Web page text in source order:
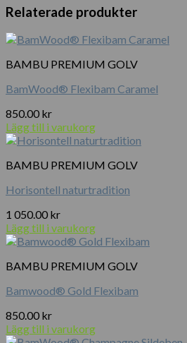
Relaterade produkter
BAMBU PREMIUM GOLV
BamWood® Flexibam Caramel
850.00 kr
Lägg till i varukorg
BAMBU PREMIUM GOLV
Horisontell naturtradition
1 050.00 kr
Lägg till i varukorg
BAMBU PREMIUM GOLV
Bamwood® Gold Flexibam
850.00 kr
Lägg till i varukorg